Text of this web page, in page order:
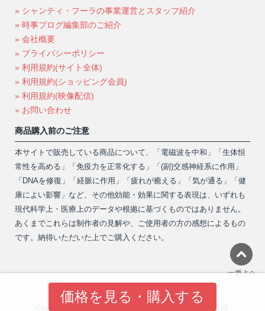
» シャンティ・フーラの事業運営とスタッフ紹介
» 時事ブログ編集部のご紹介
» 会社概要
» プライバシーポリシー
» 利用規約(サイト全体)
» 利用規約(ショッピング会員)
» 利用規約(映像配信)
» お問い合わせ
商品購入前のご注意
本サイトで販売している商品について、「電磁波を中和」「生体恒
常性を高める」「免疫力を正常化する」「(副)交感神経系に作用」
「DNAを修復」「経脈に作用」「疲れが癒える」「気が通る」「健
康によい影響」など、その他効能・効果に関する表現は、いずれも
現代科学上・医療上のデータや根拠に基づくものではありません。
あくまでこれらは制作者の見解や、ご使用者の方の感想によるもの
です。納得いただいた上でご購入ください。
Copyright 2013-2026 © Shanti Phula. All rights reserved.
価格を見る・購入する